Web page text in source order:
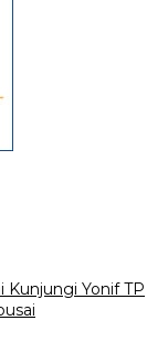
Kunjungi Yonif TP